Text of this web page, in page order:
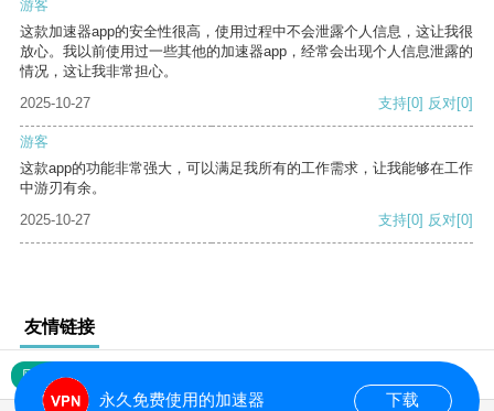
游客
这款加速器app的安全性很高，使用过程中不会泄露个人信息，这让我很
放心。我以前使用过一些其他的加速器app，经常会出现个人信息泄露的
情况，这让我非常担心。
2025-10-27
支持[0] 反对[0]
游客
这款app的功能非常强大，可以满足我所有的工作需求，让我能够在工作
中游刃有余。
2025-10-27
支持[0] 反对[0]
友情链接
网站地图
永久免费使用的加速器 下载